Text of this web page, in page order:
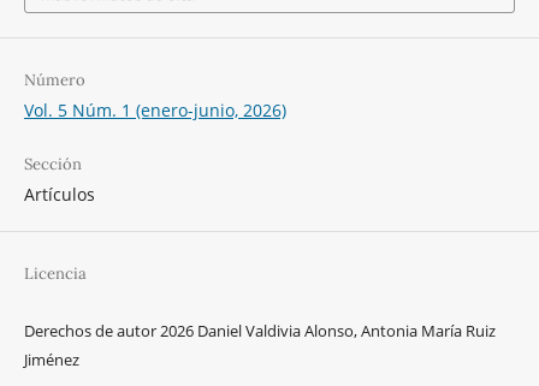
Número
Vol. 5 Núm. 1 (enero-junio, 2026)
Sección
Artículos
Licencia
Derechos de autor 2026 Daniel Valdivia Alonso, Antonia María Ruiz
Jiménez